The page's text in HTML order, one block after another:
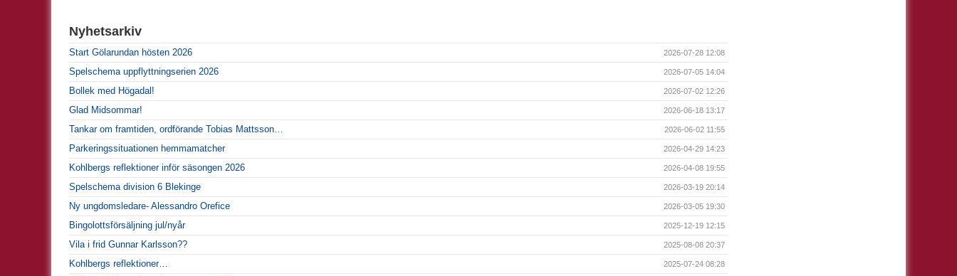
Nyhetsarkiv
Start Gölarundan hösten 2026 2026-07-28 12:08
Spelschema uppflyttningserien 2026 2026-07-05 14:04
Bollek med Högadal! 2026-07-02 12:26
Glad Midsommar! 2026-06-18 13:17
Tankar om framtiden, ordförande Tobias Mattsson… 2026-06-02 11:55
Parkeringssituationen hemmamatcher 2026-04-29 14:23
Kohlbergs reflektioner inför säsongen 2026 2026-04-08 19:55
Spelschema division 6 Blekinge 2026-03-19 20:14
Ny ungdomsledare- Alessandro Orefice 2026-03-05 19:30
Bingolottsförsäljning jul/nyår 2025-12-19 12:15
Vila i frid Gunnar Karlsson?? 2025-08-08 20:37
Kohlbergs reflektioner… 2025-07-24 08:28